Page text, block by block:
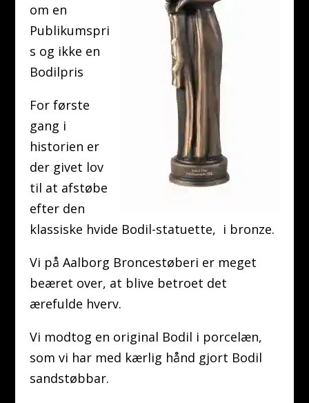
om en
Publikumspri
s og ikke en
Bodilpris
For første
gang i
historien er
der givet lov
til at afstøbe
efter den
klassiske hvide Bodil-statuette, i bronze.
Vi på Aalborg Broncestøberi er meget
beæret over, at blive betroet det
ærefulde hverv.
Vi modtog en original Bodil i porcelæn,
som vi har med kærlig hånd gjort Bodil
sandstøbbar.